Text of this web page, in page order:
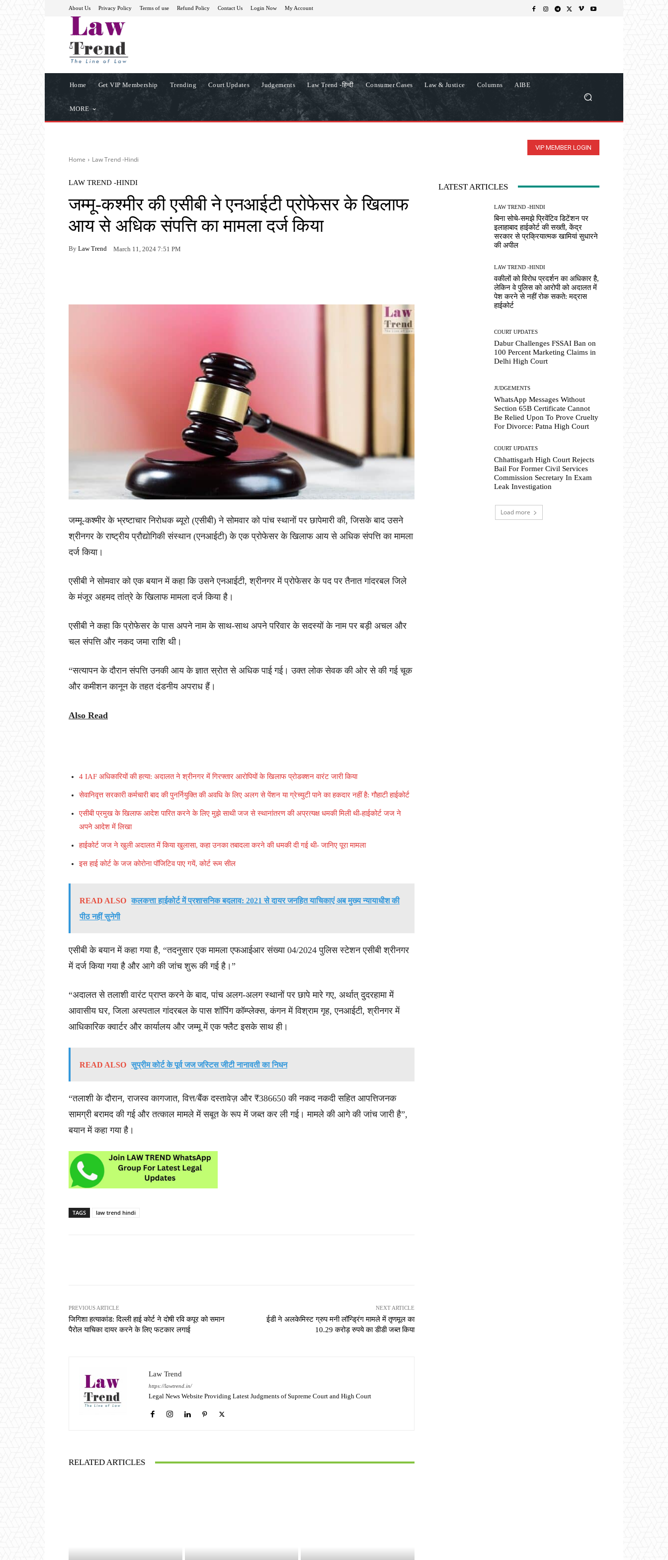
About Us Privacy Policy Terms of use Refund Policy Contact Us Login Now My Account
Home Get VIP Membership Trending Court Updates Judgements Law Trend -हिन्दी Consumer Cases Law & Justice Columns AIBE
MORE
VIP MEMBER LOGIN
Home Law Trend -Hindi
LAW TREND -HINDI
जम्मू-कश्मीर की एसीबी ने एनआईटी प्रोफेसर के खिलाफ
आय से अधिक संपत्ति का मामला दर्ज किया
By Law Trend March 11, 2024 7:51 PM
जम्मू-कश्मीर के भ्रष्टाचार निरोधक ब्यूरो (एसीबी) ने सोमवार को पांच स्थानों पर छापेमारी की, जिसके बाद उसने
श्रीनगर के राष्ट्रीय प्रौद्योगिकी संस्थान (एनआईटी) के एक प्रोफेसर के खिलाफ आय से अधिक संपत्ति का मामला
दर्ज किया।
एसीबी ने सोमवार को एक बयान में कहा कि उसने एनआईटी, श्रीनगर में प्रोफेसर के पद पर तैनात गांदरबल जिले
के मंजूर अहमद तांत्रे के खिलाफ मामला दर्ज किया है।
एसीबी ने कहा कि प्रोफेसर के पास अपने नाम के साथ-साथ अपने परिवार के सदस्यों के नाम पर बड़ी अचल और
चल संपत्ति और नकद जमा राशि थी।
“सत्यापन के दौरान संपत्ति उनकी आय के ज्ञात स्रोत से अधिक पाई गई। उक्त लोक सेवक की ओर से की गई चूक
और कमीशन कानून के तहत दंडनीय अपराध हैं।
Also Read
4 IAF अधिकारियों की हत्या: अदालत ने श्रीनगर में गिरफ्तार आरोपियों के खिलाफ प्रोडक्शन वारंट जारी किया
सेवानिवृत्त सरकारी कर्मचारी बाद की पुनर्नियुक्ति की अवधि के लिए अलग से पेंशन या ग्रेच्युटी पाने का हकदार नहीं है: गौहाटी हाईकोर्ट
एसीबी प्रमुख के खिलाफ आदेश पारित करने के लिए मुझे साथी जज से स्थानांतरण की अप्रत्यक्ष धमकी मिली थी-हाईकोर्ट जज ने
अपने आदेश में लिखा
हाईकोर्ट जज ने खुली अदालत में किया खुलासा, कहा उनका तबादला करने की धमकी दी गई थी- जानिए पूरा मामला
इस हाई कोर्ट के जज कोरोना पॉजिटिव पाए गयें, कोर्ट रूम सील
READ ALSO कलकत्ता हाईकोर्ट में प्रशासनिक बदलाव: 2021 से दायर जनहित याचिकाएं अब मुख्य न्यायाधीश की
पीठ नहीं सुनेगी
एसीबी के बयान में कहा गया है, “तदनुसार एक मामला एफआईआर संख्या 04/2024 पुलिस स्टेशन एसीबी श्रीनगर
में दर्ज किया गया है और आगे की जांच शुरू की गई है।”
“अदालत से तलाशी वारंट प्राप्त करने के बाद, पांच अलग-अलग स्थानों पर छापे मारे गए, अर्थात् दुदरहामा में
आवासीय घर, जिला अस्पताल गांदरबल के पास शॉपिंग कॉम्प्लेक्स, कंगन में विश्राम गृह, एनआईटी, श्रीनगर में
आधिकारिक क्वार्टर और कार्यालय और जम्मू में एक फ्लैट इसके साथ ही।
READ ALSO सुप्रीम कोर्ट के पूर्व जज जस्टिस जीटी नानावती का निधन
“तलाशी के दौरान, राजस्व कागजात, वित्त/बैंक दस्तावेज़ और ₹386650 की नकद नकदी सहित आपत्तिजनक
सामग्री बरामद की गई और तत्काल मामले में सबूत के रूप में जब्त कर ली गई। मामले की आगे की जांच जारी है”,
बयान में कहा गया है।
TAGS law trend hindi
PREVIOUS ARTICLE
जिगिशा हत्याकांड: दिल्ली हाई कोर्ट ने दोषी रवि कपूर को समान
पैरोल याचिका दायर करने के लिए फटकार लगाई
NEXT ARTICLE
ईडी ने अलकेमिस्ट ग्रुप मनी लॉन्ड्रिंग मामले में तृणमूल का
10.29 करोड़ रुपये का डीडी जब्त किया
Law Trend
https://lawtrend.in/
Legal News Website Providing Latest Judgments of Supreme Court and High Court
RELATED ARTICLES
LATEST ARTICLES
LAW TREND -HINDI
बिना सोचे-समझे प्रिवेंटिव डिटेंशन पर
इलाहाबाद हाईकोर्ट की सख्ती, केंद्र
सरकार से प्रक्रियात्मक खामियां सुधारने
की अपील
LAW TREND -HINDI
वकीलों को विरोध प्रदर्शन का अधिकार है,
लेकिन वे पुलिस को आरोपी को अदालत में
पेश करने से नहीं रोक सकते: मद्रास
हाईकोर्ट
COURT UPDATES
Dabur Challenges FSSAI Ban on
100 Percent Marketing Claims in
Delhi High Court
JUDGEMENTS
WhatsApp Messages Without
Section 65B Certificate Cannot
Be Relied Upon To Prove Cruelty
For Divorce: Patna High Court
COURT UPDATES
Chhattisgarh High Court Rejects
Bail For Former Civil Services
Commission Secretary In Exam
Leak Investigation
Load more